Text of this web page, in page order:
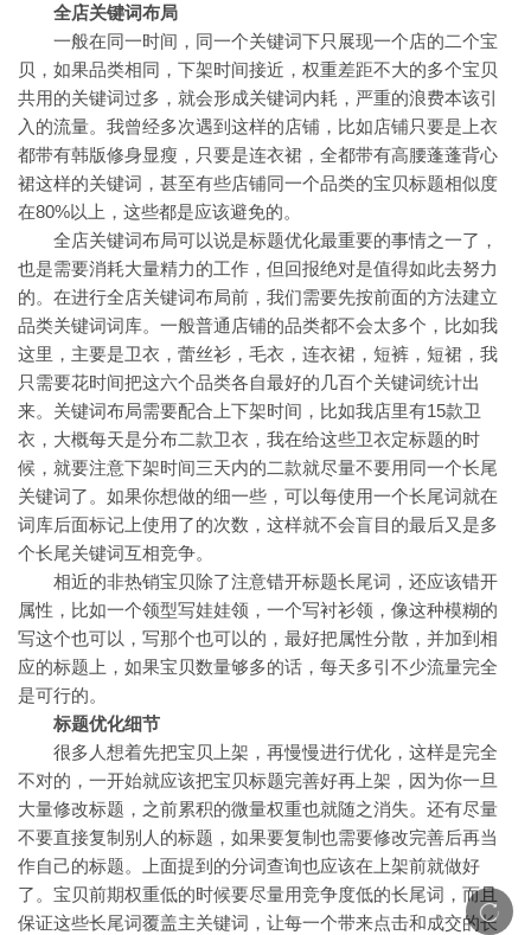
全店关键词布局
一般在同一时间，同一个关键词下只展现一个店的二个宝
贝，如果品类相同，下架时间接近，权重差距不大的多个宝贝
共用的关键词过多，就会形成关键词内耗，严重的浪费本该引
入的流量。我曾经多次遇到这样的店铺，比如店铺只要是上衣
都带有韩版修身显瘦，只要是连衣裙，全都带有高腰蓬蓬背心
裙这样的关键词，甚至有些店铺同一个品类的宝贝标题相似度
在80%以上，这些都是应该避免的。
全店关键词布局可以说是标题优化最重要的事情之一了，
也是需要消耗大量精力的工作，但回报绝对是值得如此去努力
的。在进行全店关键词布局前，我们需要先按前面的方法建立
品类关键词词库。一般普通店铺的品类都不会太多个，比如我
这里，主要是卫衣，蕾丝衫，毛衣，连衣裙，短裤，短裙，我
只需要花时间把这六个品类各自最好的几百个关键词统计出
来。关键词布局需要配合上下架时间，比如我店里有15款卫
衣，大概每天是分布二款卫衣，我在给这些卫衣定标题的时
候，就要注意下架时间三天内的二款就尽量不要用同一个长尾
关键词了。如果你想做的细一些，可以每使用一个长尾词就在
词库后面标记上使用了的次数，这样就不会盲目的最后又是多
个长尾关键词互相竞争。
相近的非热销宝贝除了注意错开标题长尾词，还应该错开
属性，比如一个领型写娃娃领，一个写衬衫领，像这种模糊的
写这个也可以，写那个也可以的，最好把属性分散，并加到相
应的标题上，如果宝贝数量够多的话，每天多引不少流量完全
是可行的。
标题优化细节
很多人想着先把宝贝上架，再慢慢进行优化，这样是完全
不对的，一开始就应该把宝贝标题完善好再上架，因为你一旦
大量修改标题，之前累积的微量权重也就随之消失。还有尽量
不要直接复制别人的标题，如果要复制也需要修改完善后再当
作自己的标题。上面提到的分词查询也应该在上架前就做好
了。宝贝前期权重低的时候要尽量用竞争度低的长尾词，而且
保证这些长尾词覆盖主关键词，让每一个带来点击和成交的长